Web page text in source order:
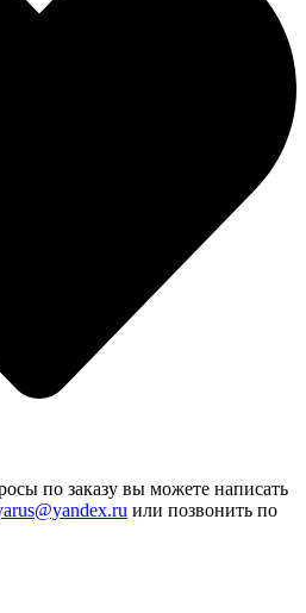
по заказу вы можете написать
или позвонить по